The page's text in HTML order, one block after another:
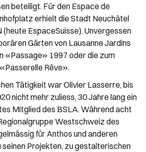
beteiligt. Für den Espace de
erhielt die Stadt Neuchâtel
(heute EspaceSuisse). Unvergessen
Gärten von Lausanne Jardins
«Passage» 1997 oder die zum
Rêve».
Tätigkeit war Olivier Lasserre, bis
nicht mehr zuliess, 30 Jahre lang ein
Mitglied des BSLA. Während acht
Westschweiz des
für Anthos und anderen
Projekten, zu gestalterischen